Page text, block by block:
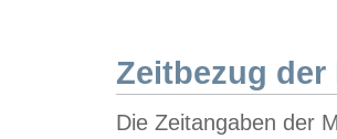
Zeitbezug der
Die Zeitangaben der